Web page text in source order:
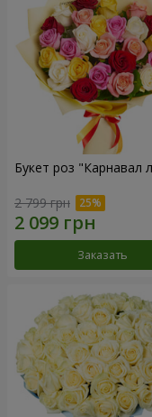
Букет роз "Карнавал
2 799 грн
Заказать